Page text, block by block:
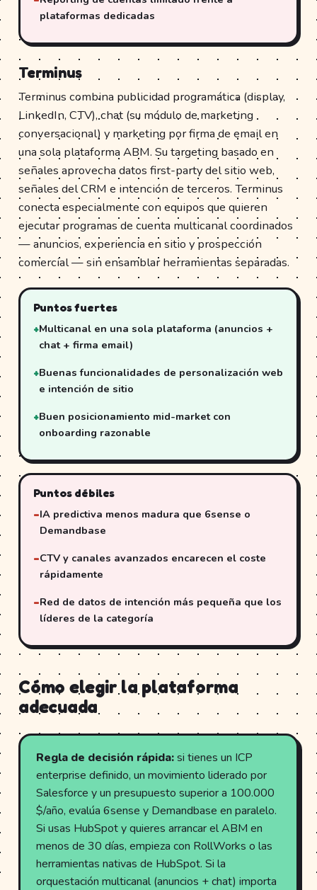
plataformas dedicadas
Terminus
Terminus combina publicidad programática (display,
LinkedIn, CTV), chat (su módulo de marketing
conversacional) y marketing por firma de email en
una sola plataforma ABM. Su targeting basado en
señales aprovecha datos first-party del sitio web,
señales del CRM e intención de terceros. Terminus
conecta especialmente con equipos que quieren
ejecutar programas de cuenta multicanal coordinados
— anuncios, experiencia en sitio y prospección
comercial — sin ensamblar herramientas separadas.
Puntos fuertes
Multicanal en una sola plataforma (anuncios +
chat + firma email)
Buenas funcionalidades de personalización web
e intención de sitio
Buen posicionamiento mid-market con
onboarding razonable
Puntos débiles
IA predictiva menos madura que 6sense o
Demandbase
CTV y canales avanzados encarecen el coste
rápidamente
Red de datos de intención más pequeña que los
líderes de la categoría
Cómo elegir la plataforma
adecuada
Regla de decisión rápida:si tienes un ICP
enterprise definido, un movimiento liderado por
Salesforce y un presupuesto superior a 100.000
$/año, evalúa 6sense y Demandbase en paralelo.
Si usas HubSpot y quieres arrancar el ABM en
menos de 30 días, empieza con RollWorks o las
herramientas nativas de HubSpot. Si la
orquestación multicanal (anuncios + chat) importa